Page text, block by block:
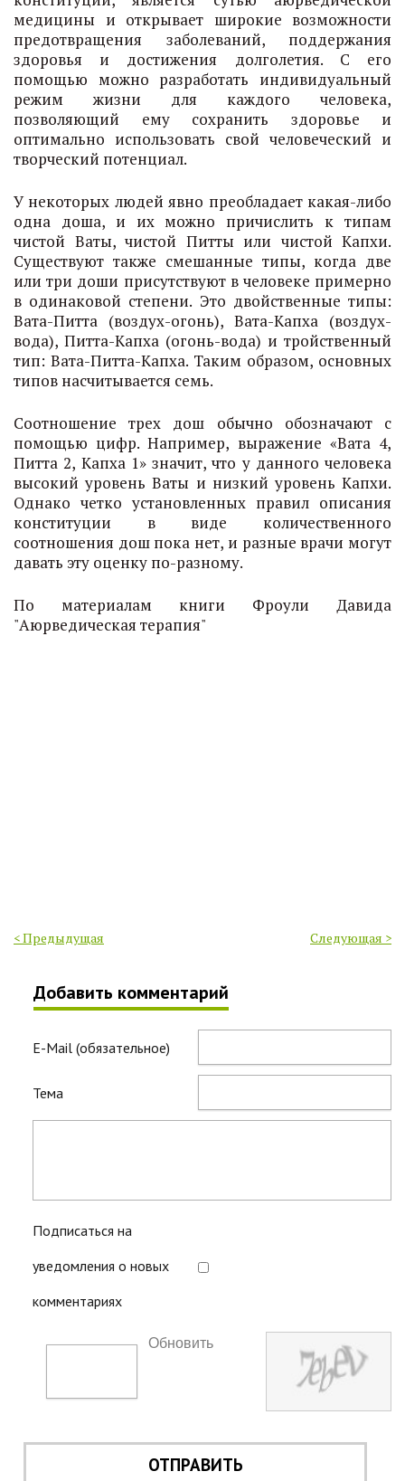
медицины и открывает широкие возможности
предотвращения заболеваний, поддержания
здоровья и достижения долголетия. С его
помощью можно разработать индивидуальный
режим жизни для каждого человека,
позволяющий ему сохранить здоровье и
оптимально использовать свой человеческий и
творческий потенциал.
У некоторых людей явно преобладает какая-либо
одна доша, и их можно причислить к типам
чистой Ваты, чистой Питты или чистой Капхи.
Существуют также смешанные типы, когда две
или три доши присутствуют в человеке примерно
в одинаковой степени. Это двойственные типы:
Вата-Питта (воздух-огонь), Вата-Капха (воздух-
вода), Питта-Капха (огонь-вода) и тройственный
тип: Вата-Питта-Капха. Таким образом, основных
типов насчитывается семь.
Соотношение трех дош обычно обозначают с
помощью цифр. Например, выражение «Вата 4,
Питта 2, Капха 1» значит, что у данного человека
высокий уровень Ваты и низкий уровень Капхи.
Однако четко установленных правил описания
конституции в виде количественного
соотношения дош пока нет, и разные врачи могут
давать эту оценку по-разному.
По материалам книги Фроули Давида
"Аюрведическая терапия"
< Предыдущая Следующая >
Добавить комментарий
E-Mail (обязательное)
Тема
Подписаться на
уведомления о новых
комментариях
Обновить
ОТПРАВИТЬ